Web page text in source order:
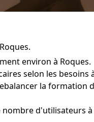
environ à Roques.
selon les besoins
la formation
d'utilisateurs à